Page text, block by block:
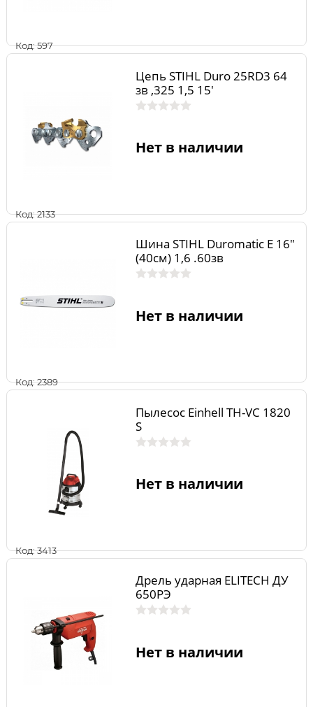
Код: 597
Код: 2133
Цепь STIHL Duro 25RD3 64
зв ,325 1,5 15'
Нет в наличии
Код: 2389
Шина STIHL Duromatic E 16"
(40см) 1,6 .60зв
Нет в наличии
Код: 3413
Пылесос Einhell TH-VC 1820
S
Нет в наличии
Дрель ударная ELITECH ДУ
650РЭ
Нет в наличии